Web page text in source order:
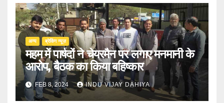
अन्य ब्रेकिंग न्यूज़
महम में पार्षदों ने चेयरमैन पर लगाए मनमानी के
आरोप, बैठक का किया बहिष्कार
FEB 8, 2024 INDU VIJAY DAHIYA